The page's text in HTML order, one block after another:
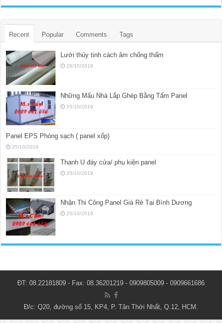
Recent Popular Comments Tags
Lưới thủy tinh cách âm chống thấm
26/10/2019
Những Mẩu Nhà Lắp Ghép Bằng Tấm Panel
25/10/2019
Panel EPS Phòng sạch ( panel xốp)
25/10/2019
Thanh U đáy cửa/ phụ kiện panel
25/10/2019
Nhận Thi Công Panel Giá Rẻ Tại Bình Dương
25/10/2019
ĐT: 08.22181809 - Fax: 08.36201219 - 0909805009 - 0909661686
Đ/c: Q20, đường số 15, KP4, P. Tân Thới Nhất, Q.12, HCM.